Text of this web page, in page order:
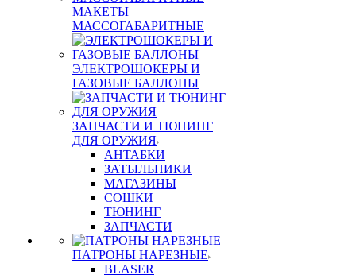
МАКЕТЫ
МАССОГАБАРИТНЫЕ
ЭЛЕКТРОШОКЕРЫ И
ГАЗОВЫЕ БАЛЛОНЫ
ЗАПЧАСТИ И ТЮНИНГ
ДЛЯ ОРУЖИЯ
АНТАБКИ
ЗАТЫЛЬНИКИ
МАГАЗИНЫ
СОШКИ
ТЮНИНГ
ЗАПЧАСТИ
ПАТРОНЫ НАРЕЗНЫЕ
BLASER